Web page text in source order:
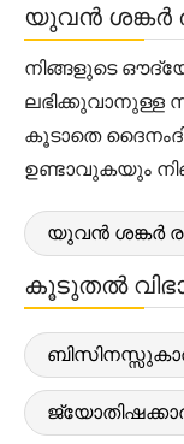
യുവൻ ശങ്കർ
നിങ്ങളുടെ
ലഭിക്കുവാനുള്ള
കൂടാതെ
ഉണ്ടാവുകയും
യുവൻ ശങ്കർ
കൂടുതൽ